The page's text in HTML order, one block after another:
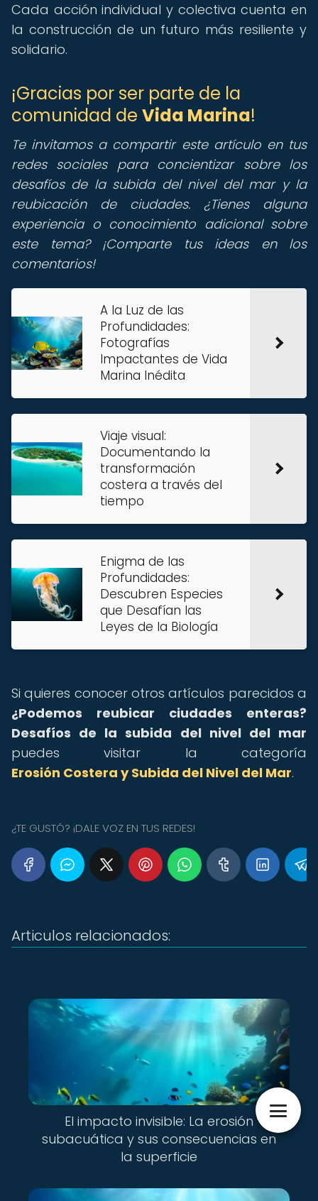
Cada acción individual y colectiva cuenta en
la construcción de un futuro más resiliente y
solidario.
¡Gracias por ser parte de la
comunidad de Vida Marina!
Te invitamos a compartir este artículo en tus
redes sociales para concientizar sobre los
desafíos de la subida del nivel del mar y la
reubicación de ciudades. ¿Tienes alguna
experiencia o conocimiento adicional sobre
este tema? ¡Comparte tus ideas en los
comentarios!
A la Luz de las
Profundidades:
Fotografías
Impactantes de Vida
Marina Inédita
Viaje visual:
Documentando la
transformación
costera a través del
tiempo
Enigma de las
Profundidades:
Descubren Especies
que Desafían las
Leyes de la Biología
Si quieres conocer otros artículos parecidos a
¿Podemos reubicar ciudades enteras?
Desafíos de la subida del nivel del mar
puedes visitar la categoría
Erosión Costera y Subida del Nivel del Mar.
¿TE GUSTÓ? ¡DALE VOZ EN TUS REDES!
Articulos relacionados:
El impacto invisible: La erosión
subacuática y sus consecuencias en
la superficie